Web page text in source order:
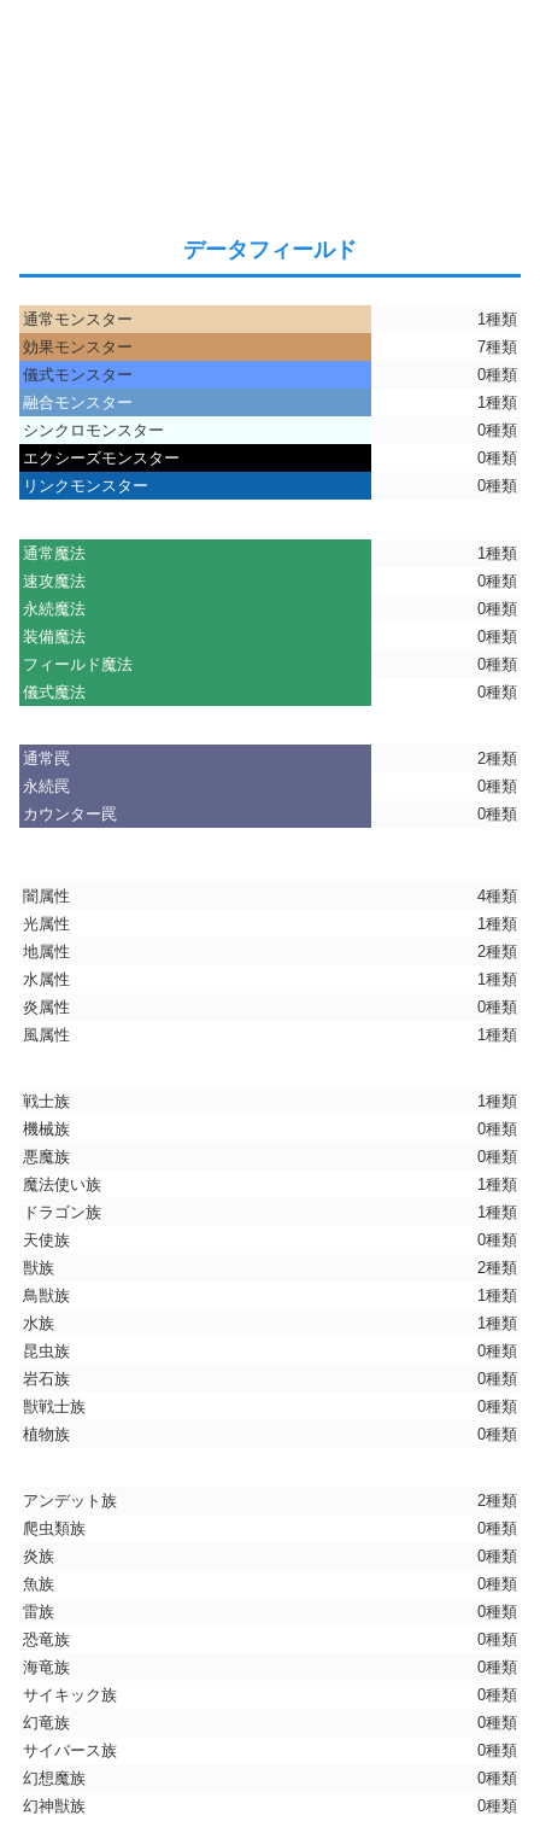
データフィールド
通常モンスター
1種類
効果モンスター
7種類
儀式モンスター
0種類
融合モンスター
1種類
シンクロモンスター
0種類
エクシーズモンスター
0種類
リンクモンスター
0種類
通常魔法
1種類
速攻魔法
0種類
永続魔法
0種類
装備魔法
0種類
フィールド魔法
0種類
儀式魔法
0種類
通常罠
2種類
永続罠
0種類
カウンター罠
0種類
闇属性
4種類
光属性
1種類
地属性
2種類
水属性
1種類
炎属性
0種類
風属性
1種類
戦士族
1種類
機械族
0種類
悪魔族
0種類
魔法使い族
1種類
ドラゴン族
1種類
天使族
0種類
獣族
2種類
鳥獣族
1種類
水族
1種類
昆虫族
0種類
岩石族
0種類
獣戦士族
0種類
植物族
0種類
アンデット族
2種類
爬虫類族
0種類
炎族
0種類
魚族
0種類
雷族
0種類
恐竜族
0種類
海竜族
0種類
サイキック族
0種類
幻竜族
0種類
サイバース族
0種類
幻想魔族
0種類
幻神獣族
0種類